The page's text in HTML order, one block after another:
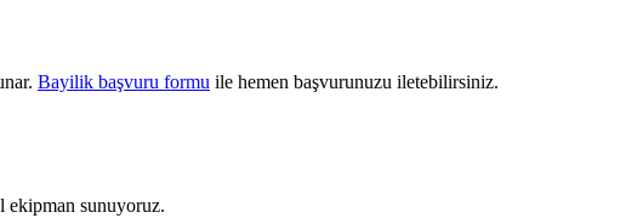
Bayilik başvuru formu ile hemen başvurunuzu iletebilirsiniz.
ekipman sunuyoruz.